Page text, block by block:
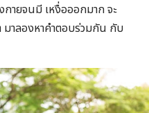
ายจนมี เหงื่อออกมาก จะ
มาลองหาคำตอบร่วมกัน กับ